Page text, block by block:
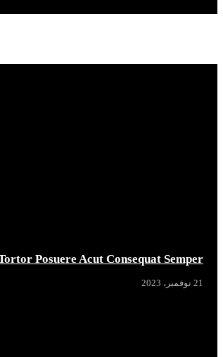
Posuere Acut Consequat Semper
21 نوفمبر، 2023